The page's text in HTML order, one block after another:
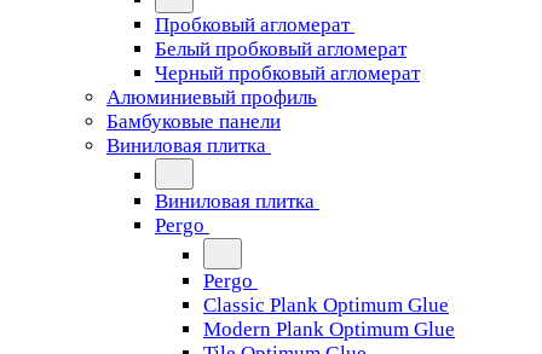
Пробковый агломерат
Белый пробковый агломерат
Черный пробковый агломерат
Алюминиевый профиль
Бамбуковые панели
Виниловая плитка
Виниловая плитка
Pergo
Pergo
Classic Plank Optimum Glue
Modern Plank Optimum Glue